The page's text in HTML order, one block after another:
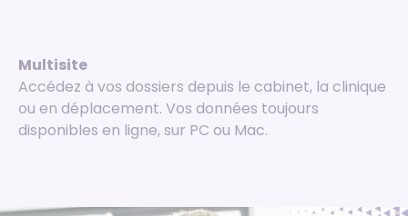
Multisite
Accédez à vos dossiers depuis le cabinet, la clinique
ou en déplacement. Vos données toujours
disponibles en ligne, sur PC ou Mac.